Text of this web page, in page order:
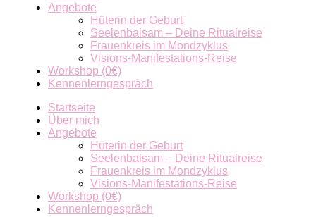
Angebote
Hüterin der Geburt
Seelenbalsam – Deine Ritualreise
Frauenkreis im Mondzyklus
Visions-Manifestations-Reise
Workshop (0€)
Kennenlerngespräch
Startseite
Über mich
Angebote
Hüterin der Geburt
Seelenbalsam – Deine Ritualreise
Frauenkreis im Mondzyklus
Visions-Manifestations-Reise
Workshop (0€)
Kennenlerngespräch